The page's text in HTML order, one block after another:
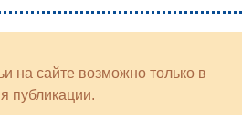
на сайте возможно только в
публикации.